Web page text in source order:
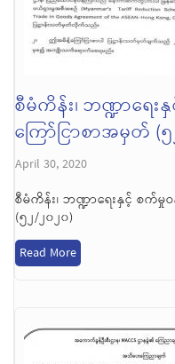
စီမံကိန်း၊ ဘဏ္ဍာရေ
ကြော်ငြာစာအမှတ် (
April 30, 2020
စီမံကိန်း၊ ဘဏ္ဍာရေးနှင့် စက်မှု
(၅၂/၂၀၂၀)
Read More